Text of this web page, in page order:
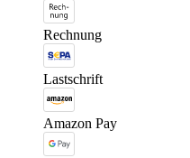
Rechnung
Lastschrift
Amazon Pay